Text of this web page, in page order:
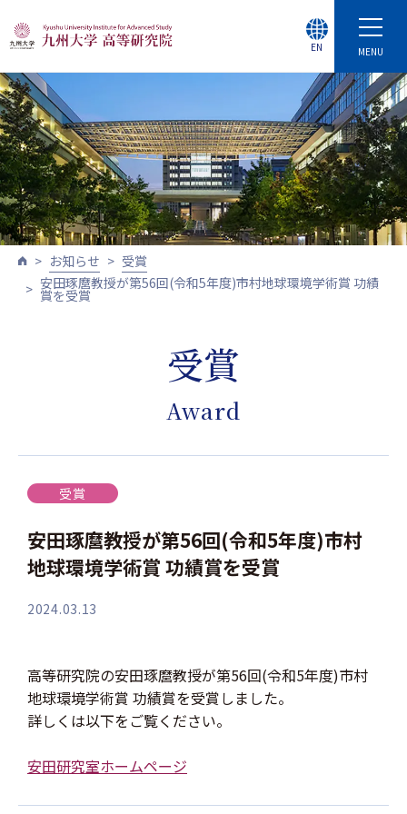
MENU
EN
お知らせ
受賞
安田琢麿教授が第56回(令和5年度)市村地球環境学術賞 功績
賞を受賞
受賞
Award
受賞
安田琢麿教授が第56回(令和5年度)市村
地球環境学術賞 功績賞を受賞
2024.03.13
高等研究院の安田琢麿教授が第56回(令和5年度)市村
地球環境学術賞 功績賞を受賞しました。
詳しくは以下をご覧ください。
安田研究室ホームページ